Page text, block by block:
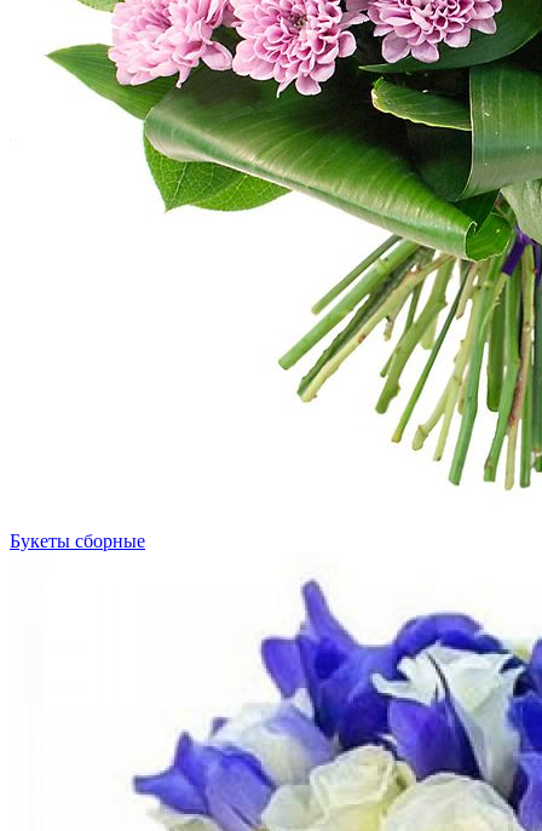
Букеты сборные